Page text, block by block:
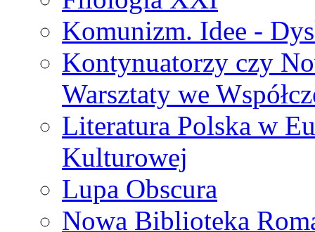
Komunizm. Idee -
Kontynuatorzy czy
Warsztaty we
Literatura Polska w
Kulturowej
Lupa Obscura
Nowa Biblioteka